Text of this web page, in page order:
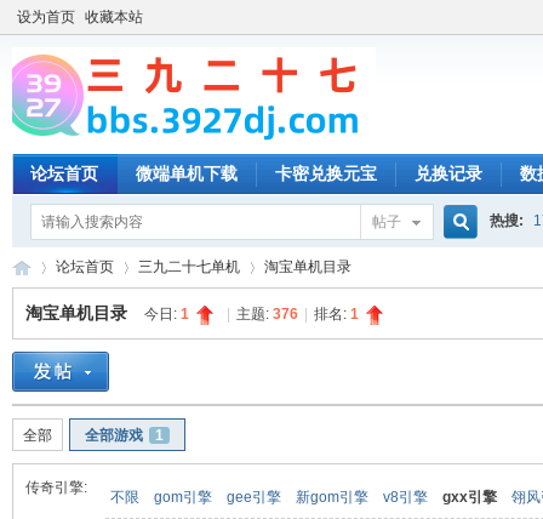
设为首页 收藏本站
论坛首页 微端单机下载 卡密兑换元宝 兑换记录 数
帖子 热搜:
»
论坛首页 三九二十七单机 淘宝单机目录
淘宝单机目录 今日: 1 主题: 376 排名: 1
全部 全部游戏 1
传奇引擎:
不限 gom引擎 gee引擎 新gom引擎 v8引擎 gxx引擎 翎